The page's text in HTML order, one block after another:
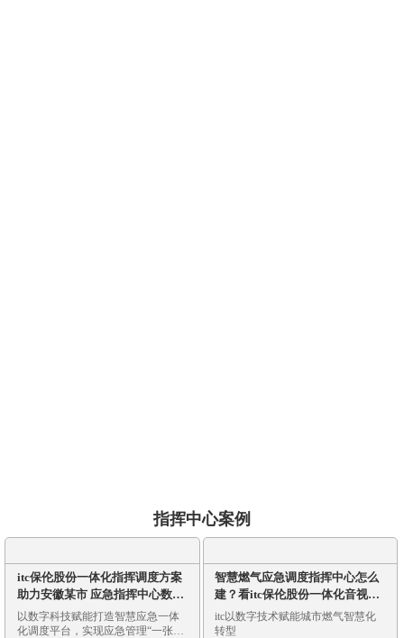
指挥中心案例
itc保伦股份一体化指挥调度方案
助力安徽某市 应急指挥中心数字
化焕新，打造多级联动指挥体系
以数字科技赋能打造智慧应急一体
化调度平台，实现应急管理“一张
智慧燃气应急调度指挥中心怎么
建？看itc保伦股份一体化音视频
解决方案落地案例解析
itc以数字技术赋能城市燃气智慧化
转型